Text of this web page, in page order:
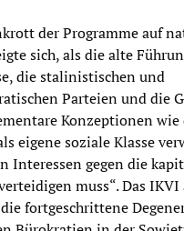
der Programme auf
sich, als die alte
die stalinistischen und
Parteien und die
Konzeptionen wie
eigene soziale Klasse
Interessen gegen die
muss“. Das
fortgeschrittene